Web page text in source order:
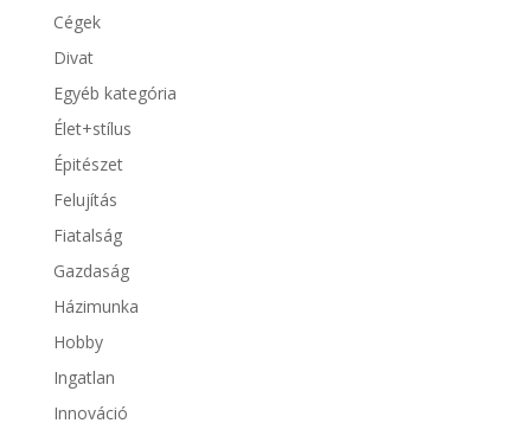
Cégek
Divat
Egyéb kategória
Élet+stílus
Épitészet
Felujítás
Fiatalság
Gazdaság
Házimunka
Hobby
Ingatlan
Innováció